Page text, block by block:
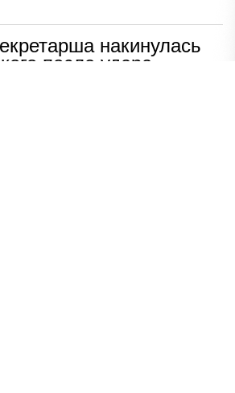
накинулась
после удара